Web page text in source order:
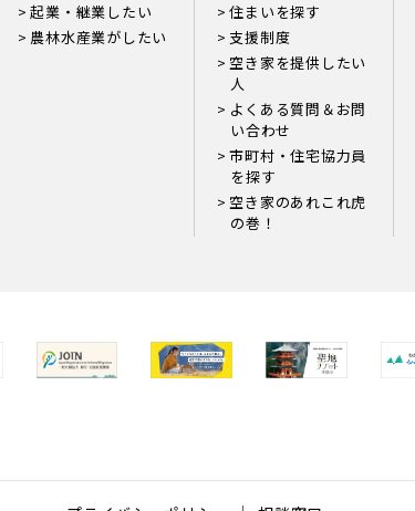
起業・継業したい
農林水産業がしたい
住まいを探す
支援制度
空き家を提供したい
人
よくある質問＆お問
い合わせ
市町村・住宅協力員
を探す
空き家のあれこれ虎
の巻！